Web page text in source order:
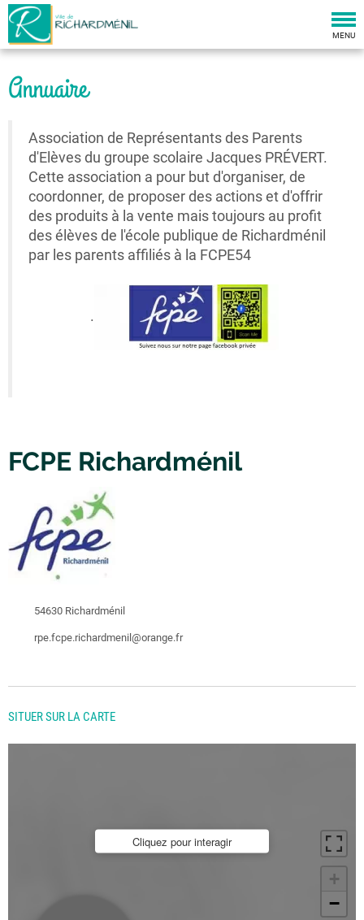
MENU
Annuaire
Association de Représentants des Parents
d'Elèves du groupe scolaire Jacques PRÉVERT.
Cette association a pour but d'organiser, de
coordonner, de proposer des actions et d'offrir
des produits à la vente mais toujours au profit
des élèves de l'école publique de Richardménil
par les parents affiliés à la FCPE54
.
FCPE Richardménil
54630 Richardménil
rpe.fcpe.richardmenil@orange.fr
SITUER SUR LA CARTE
+
−
Cliquez pour interagir